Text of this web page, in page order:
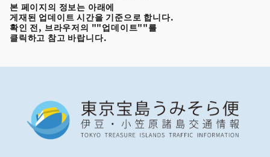
본 페이지의 정보는 아래에
게재된 업데이트 시간을 기준으로 합니다.
확인 전, 브라우저의 ""업데이트""를
클릭하고 참고 바랍니다.